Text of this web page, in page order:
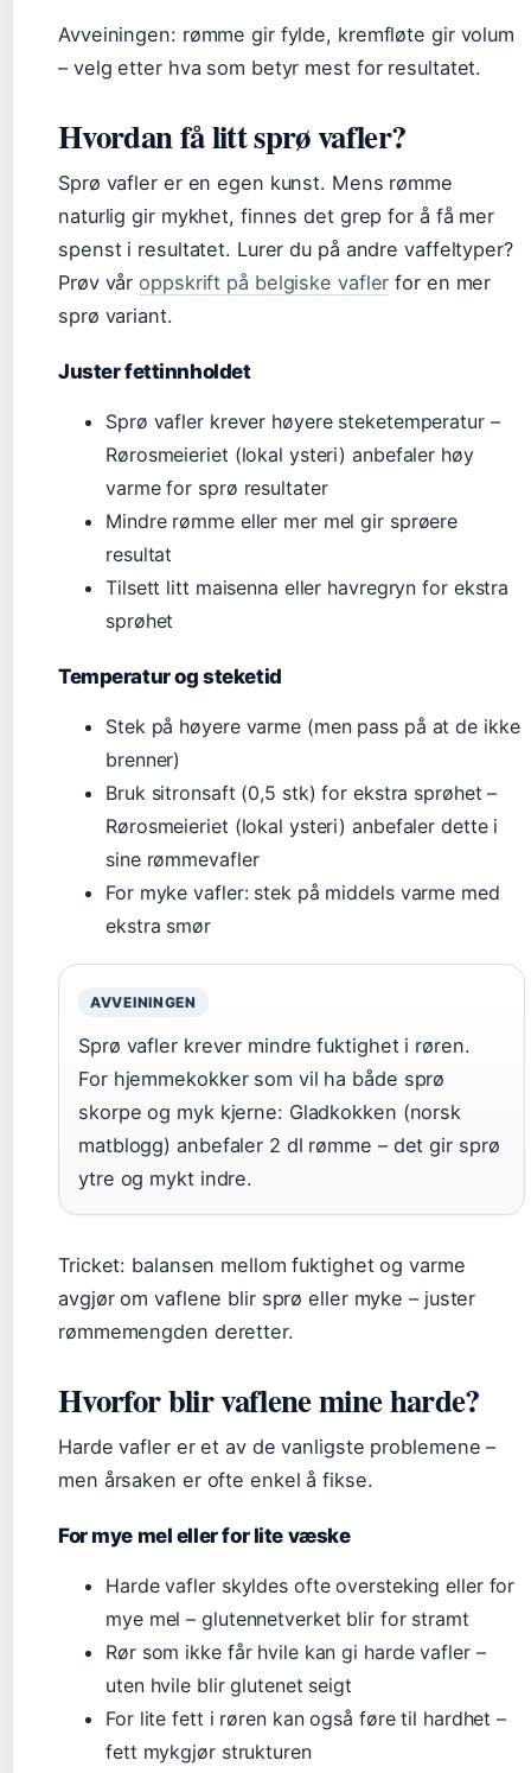
Avveiningen: rømme gir fylde, kremfløte gir volum
– velg etter hva som betyr mest for resultatet.
Hvordan få litt sprø vafler?
Sprø vafler er en egen kunst. Mens rømme
naturlig gir mykhet, finnes det grep for å få mer
spenst i resultatet. Lurer du på andre vaffeltyper?
Prøv våroppskrift på belgiske vafler for en mer
sprø variant.
Juster fettinnholdet
Sprø vafler krever høyere steketemperatur –
Rørosmeieriet (lokal ysteri) anbefaler høy
varme for sprø resultater
Mindre rømme eller mer mel gir sprøere
resultat
Tilsett litt maisenna eller havregryn for ekstra
sprøhet
Temperatur og steketid
Stek på høyere varme (men pass på at de ikke
brenner)
Bruk sitronsaft (0,5 stk) for ekstra sprøhet –
Rørosmeieriet (lokal ysteri) anbefaler dette i
sine rømmevafler
For myke vafler: stek på middels varme med
ekstra smør
AVVEININGEN
Sprø vafler krever mindre fuktighet i røren.
For hjemmekokker som vil ha både sprø
skorpe og myk kjerne: Gladkokken (norsk
matblogg) anbefaler 2 dl rømme – det gir sprø
ytre og mykt indre.
Tricket: balansen mellom fuktighet og varme
avgjør om vaflene blir sprø eller myke – juster
rømmemengden deretter.
Hvorfor blir vaflene mine harde?
Harde vafler er et av de vanligste problemene –
men årsaken er ofte enkel å fikse.
For mye mel eller for lite væske
Harde vafler skyldes ofte oversteking eller for
mye mel – glutennetverket blir for stramt
Rør som ikke får hvile kan gi harde vafler –
uten hvile blir glutenet seigt
For lite fett i røren kan også føre til hardhet –
fett mykgjør strukturen